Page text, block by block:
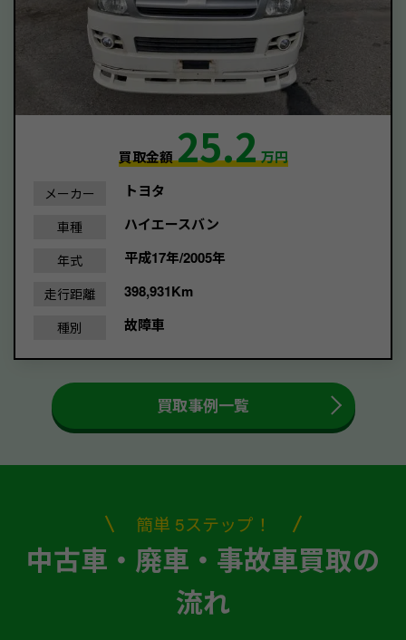
買取金額25.2万円
メーカー トヨタ
車種 ハイエースバン
年式 平成17年/2005年
走行距離 398,931Km
種別 故障車
買取事例一覧
簡単 5ステップ！
中古車・廃車・事故車買取の
流れ